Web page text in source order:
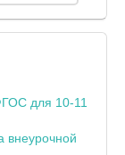
для 10-11
внеурочной